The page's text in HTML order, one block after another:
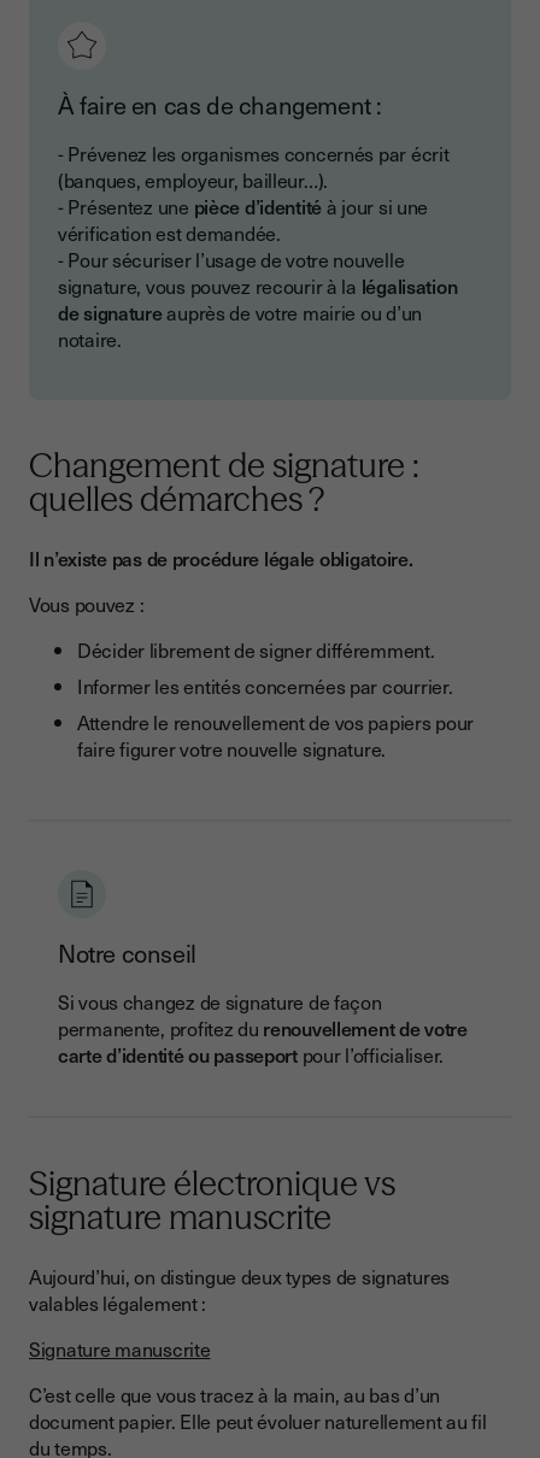
À faire en cas de changement :
- Prévenez les organismes concernés par écrit
(banques, employeur, bailleur…).
- Présentez une pièce d’identitéà jour si une
vérification est demandée.
- Pour sécuriser l’usage de votre nouvelle
signature, vous pouvez recourir à la légalisation
de signatureauprès de votre mairie ou d’un
notaire.
Changement de signature :
quelles démarches ?
Il n’existe pas de procédure légale obligatoire.
Vous pouvez :
Décider librement de signer différemment.
Informer les entités concernées par courrier.
Attendre le renouvellement de vos papiers pour
faire figurer votre nouvelle signature.
Notre conseil
Si vous changez de signature de façon
permanente, profitez du renouvellement de votre
carte d’identité ou passeportpour l’officialiser.
Signature électronique vs
signature manuscrite
Aujourd’hui, on distingue deux types de signatures
valables légalement :
Signature manuscrite
C’est celle que vous tracez à la main, au bas d’un
document papier. Elle peut évoluer naturellement au fil
du temps.